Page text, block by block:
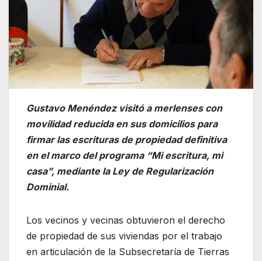
Gustavo Menéndez visitó a merlenses con
movilidad reducida en sus domicilios para
firmar las escrituras de propiedad definitiva
en el marco del programa “Mi escritura, mi
casa”, mediante la Ley de Regularización
Dominial.
Los vecinos y vecinas obtuvieron el derecho
de propiedad de sus viviendas por el trabajo
en articulación de la Subsecretaría de Tierras